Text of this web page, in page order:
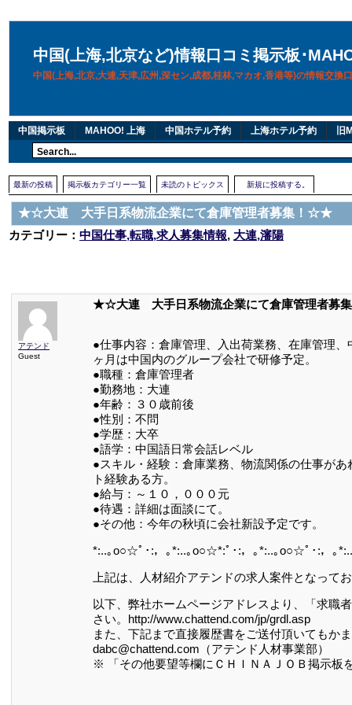
中国(上海,北京など)情報口コミ掲示板･
中国(上海,北京,大連,天津,広州,深セン,成都,桂林,マカオ,香港等)の情報交換
中国掲示板 MAHOO! 上海 中国ホテル予約 上海ホテル予約 旧
最新の投稿 掲示板カテゴリー一覧 未読のトピックス 新規に投稿する。
★☆大連 大手日系物流企業にて倉庫管理者募集！☆★
カテゴリー： 中国仕事,転職,求人募集情報, 大連,瀋陽
アテンド
Guest
★☆大連 大手日系物流企業にて倉庫管理者募
●仕事内容：倉庫管理、入出荷業務、在庫管理
ヶ月は中国内のグループ会社で研修予定。
●職種：倉庫管理者
●勤務地：大連
●年齢：３０歳前後
●性別：不問
●学歴：大卒
●語学：中国語日常会話レベル
●スキル・経験：倉庫業務、物流関係の仕事が
ト経験ある方。
●給与：～１０，０００元
●待遇：詳細は面談にて。
●その他：今年の秋頃に会社新設予定です。
*:..｡o○☆ﾟ･:，｡*:..｡o○☆*:ﾟ･:，｡*:..｡o○☆ﾟ･:，｡
上記は、人材紹介アテンドの求人案件となってお
以下、弊社ホームページアドレスより、「求職
さい。http://www.chattend.com/jp/grdl.asp
また、下記まで直接履歴書をご送付頂いてもかま
dabc@chattend.com（アテンド人材事業部）
※ 「その他要望等欄にＣＨＩＮＡＪＯＢ掲示板